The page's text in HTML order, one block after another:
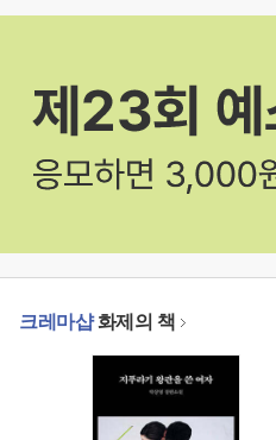
크레마샵화제의 책